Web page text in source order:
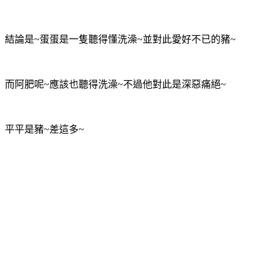
結論是~蛋蛋是一隻聽得懂洗澡~並對此愛好不已的豬~
而阿肥呢~應該也聽得洗澡~不過他對此是深惡痛絕~
平平是豬~差這多~